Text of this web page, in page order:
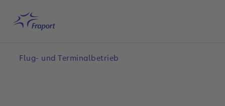
Startseite
Flug- und Terminalbetrieb